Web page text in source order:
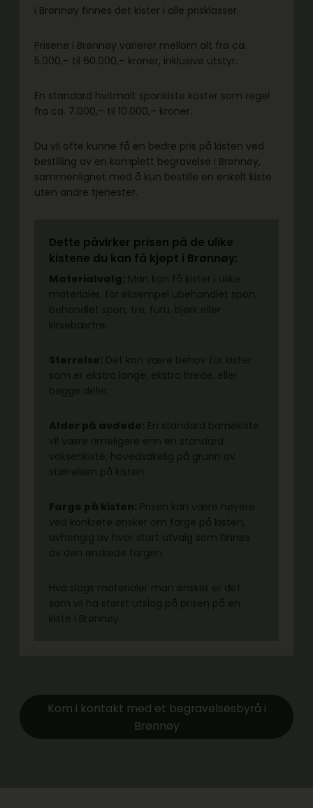
i Brønnøy finnes det kister i alle prisklasser.
Prisene i Brønnøy varierer mellom alt fra ca.
5.000,– til 60.000,– kroner, inklusive utstyr.
En standard hvitmalt sponkiste koster som regel
fra ca. 7.000,– til 10.000,– kroner.
Du vil ofte kunne få en bedre pris på kisten ved
bestilling av en komplett begravelse i Brønnøy,
sammenlignet med å kun bestille en enkelt kiste
uten andre tjenester.
Dette påvirker prisen på de ulike
kistene du kan få kjøpt i Brønnøy:
Kom i kontakt med et begravelsesbyrå i
Brønnøy